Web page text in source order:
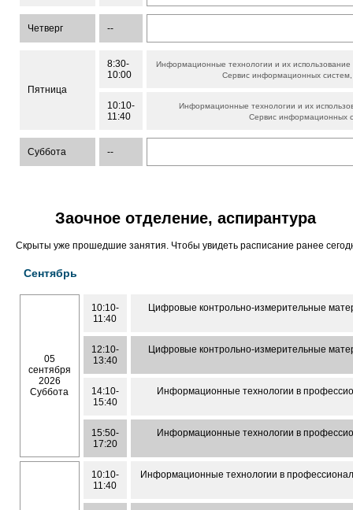
Четверг --
Пятница
8:30-
10:00
Информационные технологии и их
Сервис информационных
10:10-
11:40
Информационные технологии и их
Сервис информационных
Суббота --
Заочное отделение, аспирантура
Скрыты уже прошедшие занятия. Чтобы увидеть расписание ранее
Сентябрь
05
сентября
2026
Суббота
10:10-
11:40
Цифровые контрольно-измерительные
12:10-
13:40
Цифровые контрольно-измерительные
14:10-
15:40
Информационные технологии в
15:50-
17:20
Информационные технологии в
10:10-
11:40
Информационные технологии в